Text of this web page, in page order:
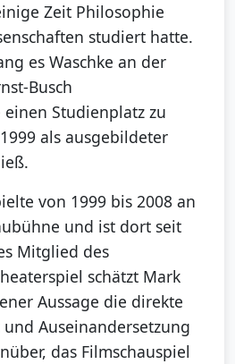
Zeit Philosophie
studiert hatte.
es Waschke an der
Busch
einen Studienplatz zu
als ausgebildeter
von 1999 bis 2008 an
und ist dort seit
Mitglied des
schätzt Mark
Aussage die direkte
Auseinandersetzung
das Filmschauspiel